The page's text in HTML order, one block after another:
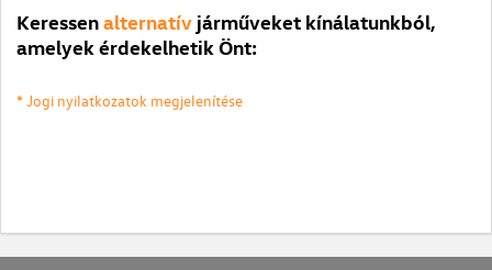
Keressenalternatív járműveket kínálatunkból,
amelyek érdekelhetik Önt:
* Jogi nyilatkozatok megjelenítése